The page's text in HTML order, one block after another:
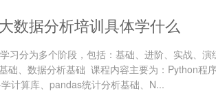
数据分析培训具体学什么
习分为多个阶段，包括：基础、进阶、实战、
础、数据分析基础 课程内容主要为：Python程
计算库、pandas统计分析基础、N...